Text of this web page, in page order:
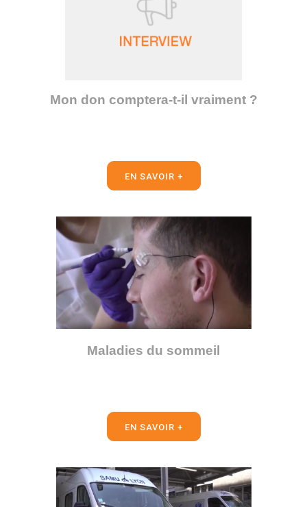
Mon don comptera-t-il vraiment ?
EN SAVOIR +
Maladies du sommeil
EN SAVOIR +